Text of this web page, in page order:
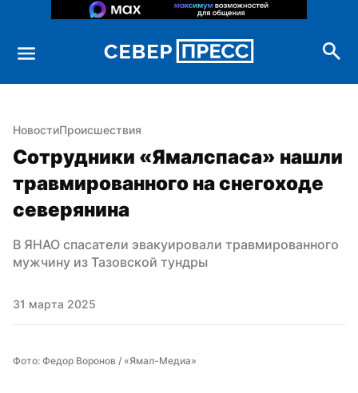
НовостиПроисшествия
Сотрудники «Ямалспаса» нашли
травмированного на снегоходе
северянина
В ЯНАО спасатели эвакуировали травмированного
мужчину из Тазовской тундры
31 марта 2025
Фото: Федор Воронов / «Ямал-Медиа»